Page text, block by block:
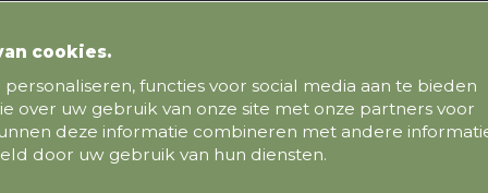
cookies.
functies voor social media aan te bieden
over uw gebruik van onze site met onze partners voor
deze informatie combineren met andere
door uw gebruik van hun diensten.